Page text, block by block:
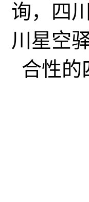
询，四
川星空
合性的